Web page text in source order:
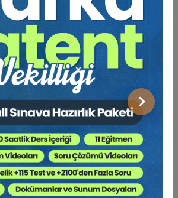
Sonraki
EĞITIMLER
Abonesi Ol: Sadece 5490 TL / Yıllık
Enstitüsü